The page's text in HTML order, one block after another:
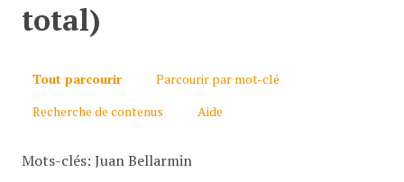
total)
Tout parcourir
Parcourir par mot-clé
Recherche de contenus
Aide
Mots-clés: Juan Bellarmin